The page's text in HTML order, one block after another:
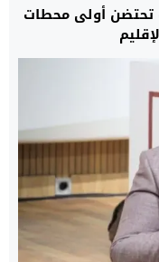
تحتضن أولى محطات